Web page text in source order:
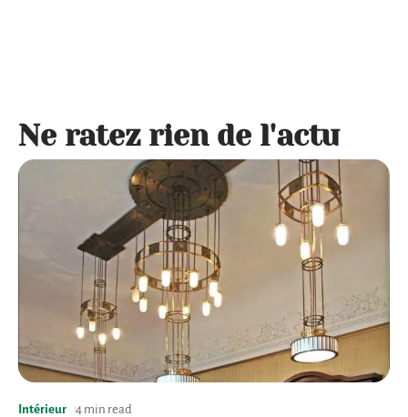
Ne ratez rien de l'actu
Intérieur 4 min read